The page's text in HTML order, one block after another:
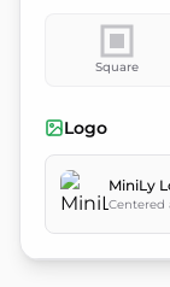
Square
Logo
MiniLy
Centered